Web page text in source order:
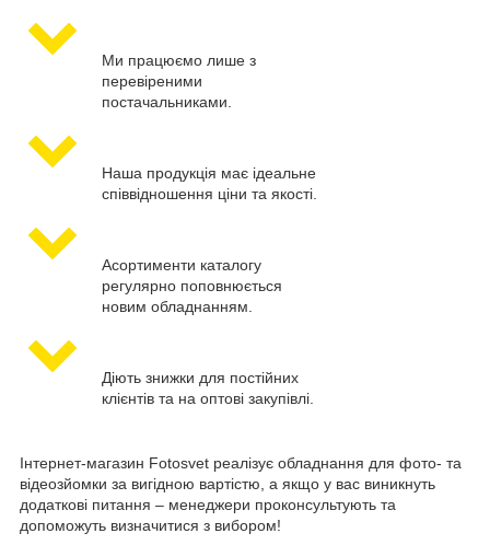
Ми працюємо лише з
перевіреними
постачальниками.
Наша продукція має ідеальне
співвідношення ціни та якості.
Асортименти каталогу
регулярно поповнюється
новим обладнанням.
Діють знижки для постійних
клієнтів та на оптові закупівлі.
Інтернет-магазин Fotosvet реалізує обладнання для фото- та
відеозйомки за вигідною вартістю, а якщо у вас виникнуть
додаткові питання – менеджери проконсультують та
допоможуть визначитися з вибором!